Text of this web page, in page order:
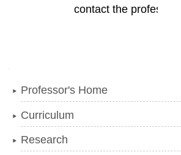
contact the professor
Professor's Home
Curriculum
Research